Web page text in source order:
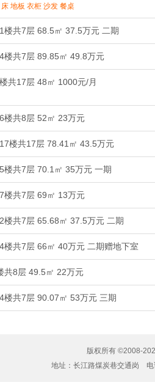
地板 衣柜 沙发 餐桌
楼共7层 68.5㎡ 37.5万元 二期
楼共7层 89.85㎡ 49.8万元
共17层 48㎡ 1000元/月
楼共8层 52㎡ 23万元
楼共17层 78.41㎡ 43.5万元
楼共7层 70.1㎡ 35万元 一期
楼共7层 69㎡ 13万元
楼共7层 65.68㎡ 37.5万元 二期
楼共7层 66㎡ 40万元 二期赠地下室
共8层 49.5㎡ 22万元
楼共7层 90.07㎡ 53万元 三期
版权所有 ©2008-
地址：长江路煤炭巷交通岗